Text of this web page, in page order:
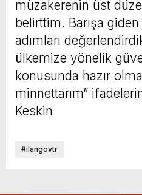
müzakerenin üst
belirttim. Barışa
adımları
ülkemize yönelik
konusunda hazır
minnettarım”
Keskin
#ilangovtr